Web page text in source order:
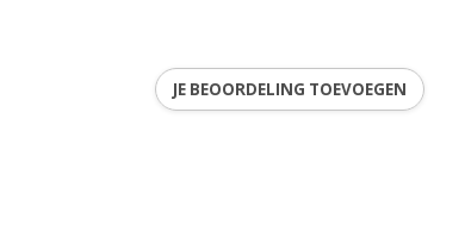
JE BEOORDELING TOEVOEGEN